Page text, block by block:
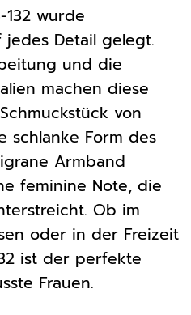
wurde
Detail gelegt.
und die
machen diese
von
schlanke Form des
Armband
feminine Note, die
Ob im
oder in der Freizeit
ist der perfekte
Frauen.